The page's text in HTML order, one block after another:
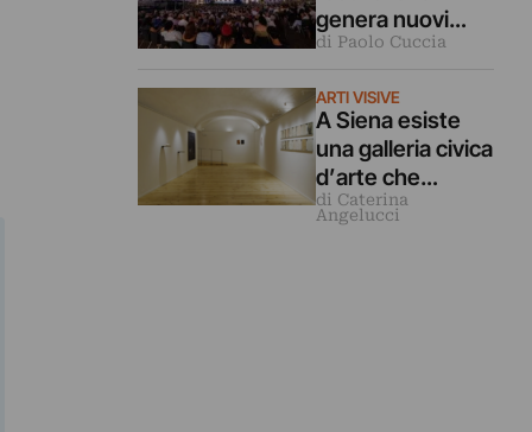
genera nuovi
significati grazie
di Paolo Cuccia
ARTI VISIVE
A Siena esiste
una galleria civica
d’arte che
espone
di Caterina
Angelucci